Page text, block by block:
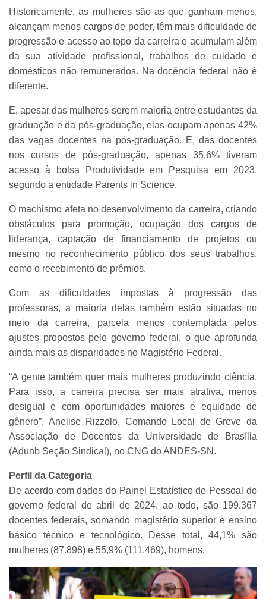
Historicamente, as mulheres são as que ganham menos,
alcançam menos cargos de poder, têm mais dificuldade de
progressão e acesso ao topo da carreira e acumulam além
da sua atividade profissional, trabalhos de cuidado e
domésticos não remunerados. Na docência federal não é
diferente.
E, apesar das mulheres serem maioria entre estudantes da
graduação e da pós-graduação, elas ocupam apenas 42%
das vagas docentes na pós-graduação. E, das docentes
nos cursos de pós-graduação, apenas 35,6% tiveram
acesso à bolsa Produtividade em Pesquisa em 2023,
segundo a entidade Parents in Science.
O machismo afeta no desenvolvimento da carreira, criando
obstáculos para promoção, ocupação dos cargos de
liderança, captação de financiamento de projetos ou
mesmo no reconhecimento público dos seus trabalhos,
como o recebimento de prêmios.
Com as dificuldades impostas à progressão das
professoras, a maioria delas também estão situadas no
meio da carreira, parcela menos contemplada pelos
ajustes propostos pelo governo federal, o que aprofunda
ainda mais as disparidades no Magistério Federal.
“A gente também quer mais mulheres produzindo ciência.
Para isso, a carreira precisa ser mais atrativa, menos
desigual e com oportunidades maiores e equidade de
gênero”, Anelise Rizzolo, Comando Local de Greve da
Associação de Docentes da Universidade de Brasília
(Adunb Seção Sindical), no CNG do ANDES-SN.
Perfil da Categoria
De acordo com dados do Painel Estatístico de Pessoal do
governo federal de abril de 2024, ao todo, são 199.367
docentes federais, somando magistério superior e ensino
básico técnico e tecnológico. Desse total, 44,1% são
mulheres (87.898) e 55,9% (111.469), homens.